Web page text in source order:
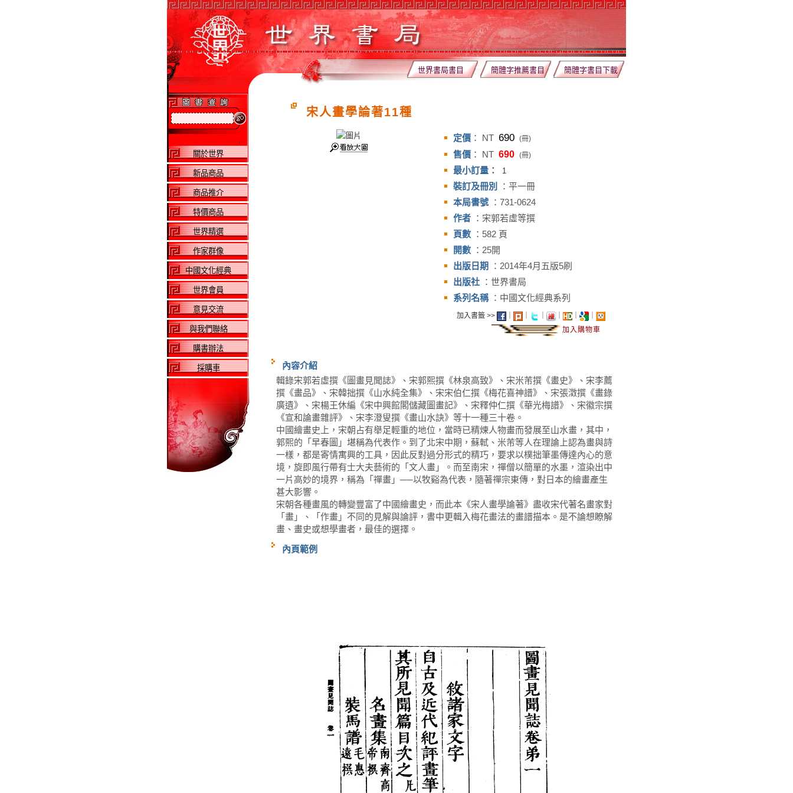
世界書局書目 簡體字推薦書目 簡體字書目下載
關於世界
新品商品
商品推介
特價商品
世界精選
作家群像
中國文化經典
世界會員
意見交流
與我們聯絡
購書辦法
採購車
宋人畫學論著11種
定價 ： NT 690 (冊)
售價 ： NT 690 (冊)
最小訂量： 1
裝訂及冊別
：平一冊
本局書號 ：731-0624
作者 ：宋郭若虛等撰
頁數 ：582 頁
開數 ：25開
出版日期
：2014年4月五版5刷
出版社 ：世界書局
系列名稱：中國文化經典系列
加入書籤 >>
加入購物車
內容介紹
輯錄宋郭若虛撰《圖畫見聞誌》、宋郭熙撰《林泉高致》、宋米芾撰《畫史》、宋李薦
撰《畫品》、宋韓拙撰《山水純全集》、宋宋伯仁撰《梅花喜神譜》、宋張澂撰《畫錄
廣遺》、宋楊王休編《宋中興館閣儲藏圖畫記》、宋釋仲仁撰《華光梅譜》、宋徽宗撰
《宣和論畫雜評》、宋李澄叟撰《畫山水訣》等十一種三十卷。
中國繪畫史上，宋朝占有舉足輕重的地位，當時已精煉人物畫而發展至山水畫，其中，
郭熙的「早春圖」堪稱為代表作。到了北宋中期，蘇軾、米芾等人在理論上認為畫與詩
一樣，都是寄情寓興的工具，因此反對過分形式的精巧，要求以樸拙筆墨傳達內心的意
境，旋即風行帶有士大夫藝術的「文人畫」。而至南宋，禪僧以簡單的水墨，渲染出中
一片高妙的境界，稱為「禪畫」──以牧谿為代表，隨著禪宗東傳，對日本的繪畫產生
甚大影響。
宋朝各種畫風的轉變豐富了中國繪畫史，而此本《宋人畫學論著》盡收宋代著名畫家對
「畫」、「作畫」不同的見解與論評，書中更輯入梅花畫法的畫譜描本。是不論想瞭解
畫、畫史或想學畫者，最佳的選擇。
內頁範例